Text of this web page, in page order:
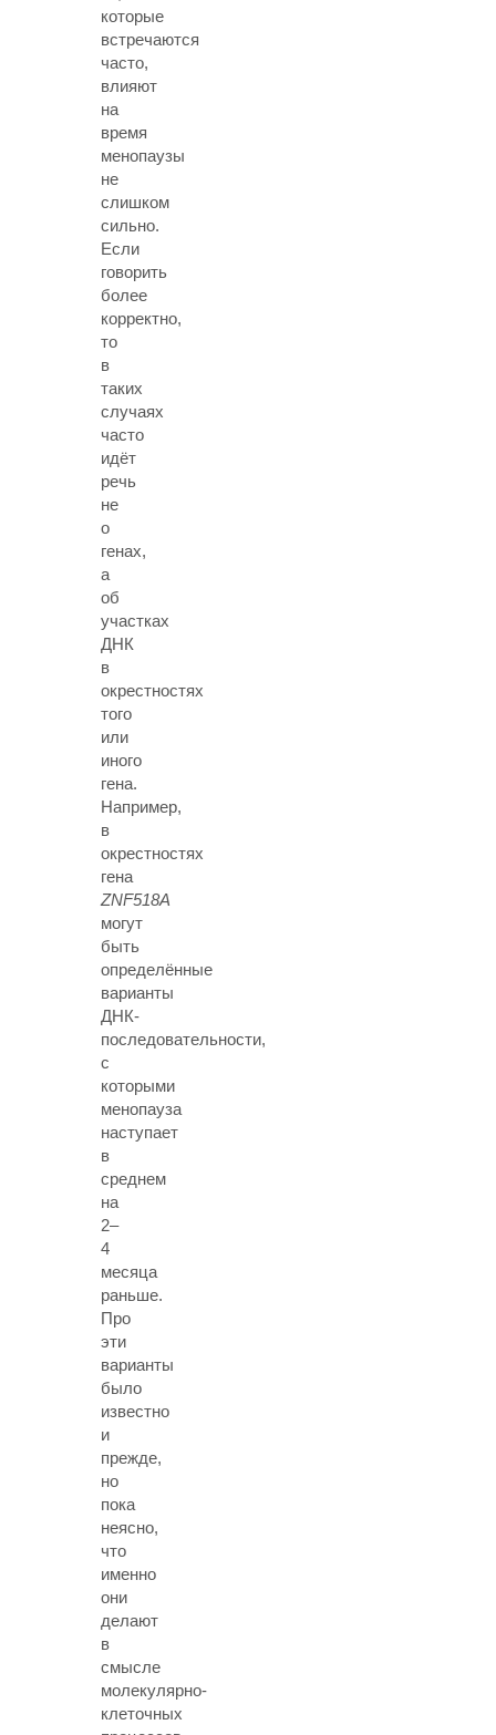
которые
встречаются
часто,
влияют
на
время
менопаузы
не
слишком
сильно.
Если
говорить
более
корректно,
то
в
таких
случаях
часто
идёт
речь
не
о
генах,
а
об
участках
ДНК
в
окрестностях
того
или
иного
гена.
Например,
в
окрестностях
гена
ZNF518A
могут
быть
определённые
варианты
ДНК-
последовательности,
с
которыми
менопауза
наступает
в
среднем
на
2–
4
месяца
раньше.
Про
эти
варианты
было
известно
и
прежде,
но
пока
неясно,
что
именно
они
делают
в
смысле
молекулярно-
клеточных